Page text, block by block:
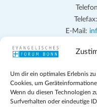
Um dir ein optimales Erlebnis
Cookies, um
Wenn du diesen Technologien
Surfverhalten oder eindeutige
E-Mail:
Das Evangelische
persönlichen,
eingehen, zu offener
anregen und mithelfen, aus